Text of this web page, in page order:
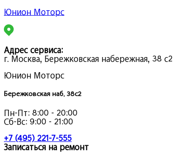
Юнион Моторс
Адрес сервиса:
г. Москва, Бережковская набережная, 38 с2
Юнион Моторс
Бережковская наб. 38с2
Пн-Пт: 8:00 - 20:00
Сб-Вс: 9:00 - 21:00
+7 (495) 221-7-555
Записаться на ремонт